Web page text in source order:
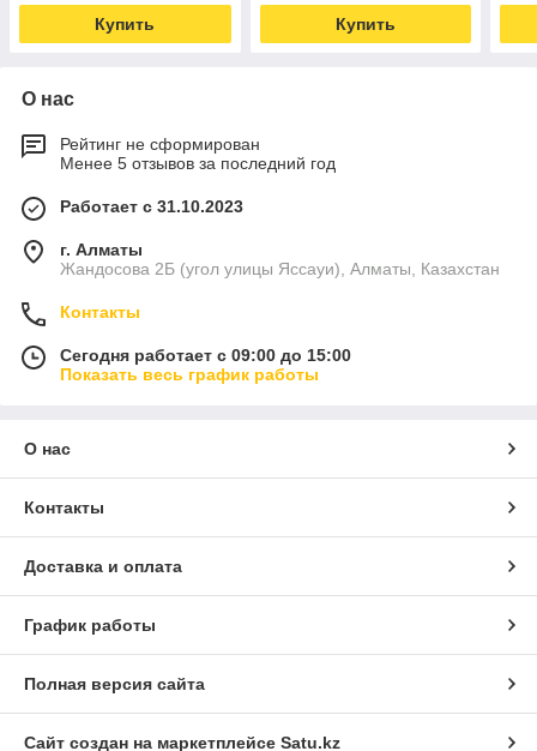
Купить Купить
О нас
Рейтинг не сформирован
Менее 5 отзывов за последний год
Работает с 31.10.2023
г. Алматы
Жандосова 2Б (угол улицы Яссауи), Алматы, Казахстан
Контакты
Сегодня работает с 09:00 до 15:00
Показать весь график работы
О нас
Контакты
Доставка и оплата
График работы
Полная версия сайта
Сайт создан на маркетплейсе Satu.kz